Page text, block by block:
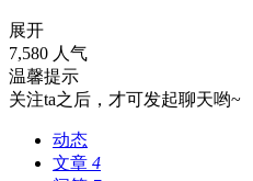
展开
7,580 人气
温馨提示
关注ta之后，才可发起聊天哟~
动态
文章 4